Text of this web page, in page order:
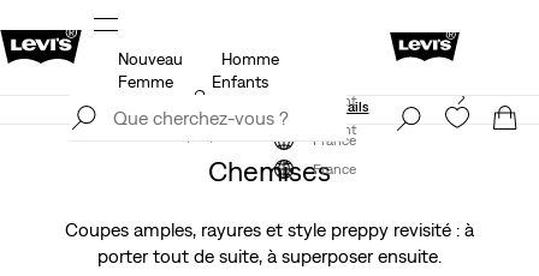
Politique de livraison et de retours Mise à jour
S'inscrire maintenant
France
Nouveau
Homme
Femme
Enfants
Levi's App. Le meilleur de Levi’s®, sur mesure,
Détails
S'inscrire maintenant
France
Chemises
Coupes amples, rayures et style preppy revisité : à
porter tout de suite, à superposer ensuite.